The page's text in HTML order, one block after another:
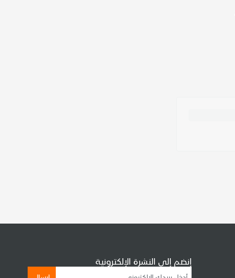
إنضم إلى النشرة الإلكترونية